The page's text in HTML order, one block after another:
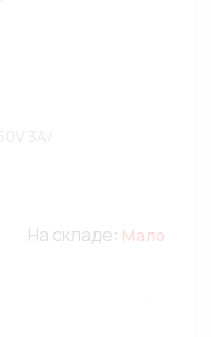
На складе: Мало